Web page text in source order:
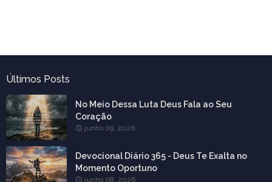
Últimos Posts
No Meio Dessa Luta Deus Fala ao Seu
Coração
junho 09, 2026
Devocional Diário 365 - Deus Te Exalta no
Momento Oportuno
junho 08, 2026